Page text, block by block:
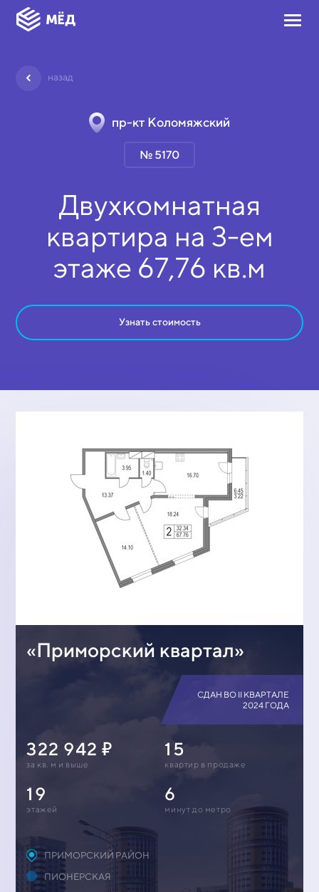
назад
пр-кт Коломяжский
№ 5170
Двухкомнатная
квартира на 3-ем
этаже 67,76 кв.м
Узнать стоимость
«Приморский квартал»
СДАН ВО II КВАРТАЛЕ
2024 ГОДА
322 942
за кв. м и выше
15
квартир в продаже
19
этажей
6
минут до метро
ПРИМОРСКИЙ РАЙОН
ПИОНЕРСКАЯ